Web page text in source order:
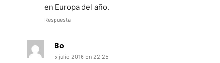
en Europa del año.
Respuesta
Bo
5 julio 2016 En 22:25